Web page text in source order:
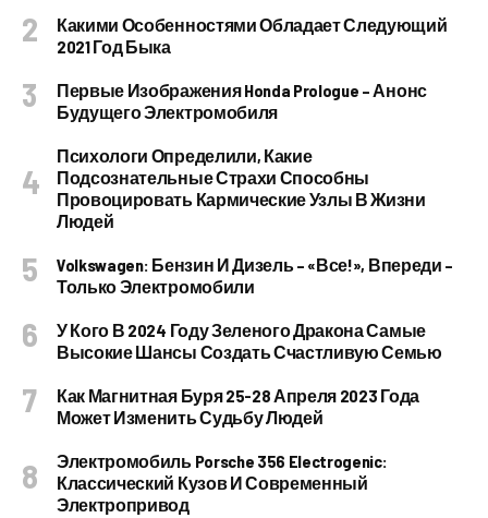
Какими Особенностями Обладает Следующий
2021 Год Быка
Первые Изображения Honda Prologue – Анонс
Будущего Электромобиля
Психологи Определили, Какие
Подсознательные Страхи Способны
Провоцировать Кармические Узлы В Жизни
Людей
Volkswagen: Бензин И Дизель – «все!», Впереди –
Только Электромобили
У Кого В 2024 Году Зеленого Дракона Самые
Высокие Шансы Создать Счастливую Семью
Как Магнитная Буря 25-28 Апреля 2023 Года
Может Изменить Судьбу Людей
Электромобиль Porsche 356 Electrogenic:
Классический Кузов И Современный
Электропривод